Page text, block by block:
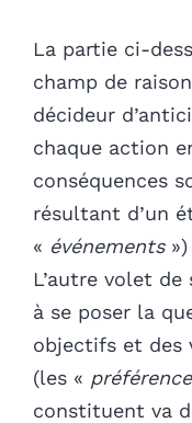
La partie ci-
champ de
décideur
chaque action
conséquences
résultant d’un
« événements»)
L’autre volet
à se poser la
objectifs et des
(les «
constituent va